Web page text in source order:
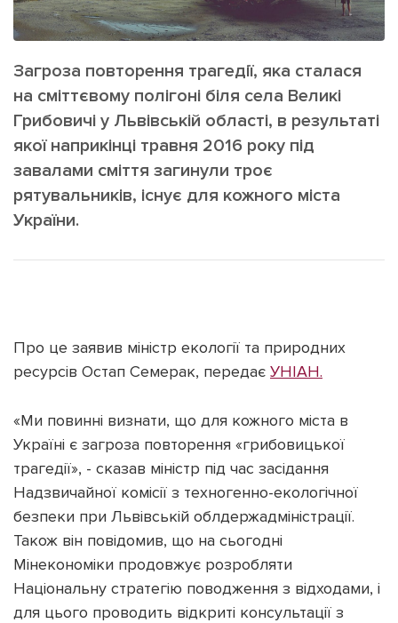
[email protected] Реклама на сайті
Політика конфіденційності
Наші соц мережі
Загроза повторення трагедії, яка сталася
на сміттєвому полігоні біля села Великі
Грибовичі у Львівській області, в результаті
якої наприкінці травня 2016 року під
завалами сміття загинули троє
рятувальників, існує для кожного міста
України.
Про це заявив міністр екології та природних
ресурсів Остап Семерак, передає УНІАН.
«Ми повинні визнати, що для кожного міста в
Україні є загроза повторення «грибовицької
трагедії», - сказав міністр під час засідання
Надзвичайної комісії з техногенно-екологічної
безпеки при Львівській облдержадміністрації.
Також він повідомив, що на сьогодні
Мінекономіки продовжує розробляти
Національну стратегію поводження з відходами, і
для цього проводить відкриті консультації з